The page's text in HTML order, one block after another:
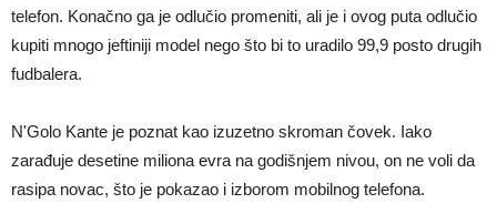
Istina izašla na videlo! Rodri kao niko nikada ponizio Real, bolje mu
je da u Madrid ne dolazi!
Koliko traži PSŽ i do koje cifre je Liverpul spreman za Bredlija
telefon. Konačno ga je odlučio promeniti, ali je i ovog puta odlučio
kupiti mnogo jeftiniji model nego što bi to uradilo 99,9 posto drugih
fudbalera.
N'Golo Kante je poznat kao izuzetno skroman čovek. Iako
zarađuje desetine miliona evra na godišnjem nivou, on ne voli da
rasipa novac, što je pokazao i izborom mobilnog telefona.